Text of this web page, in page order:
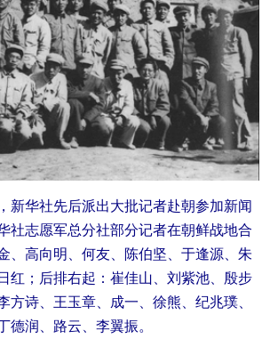
华社先后派出大批记者赴朝参加新闻
社志愿军总分社部分记者在朝鲜战地合
、高向明、何友、陈伯坚、于逢源、朱
红；后排右起：崔佳山、刘紫池、殷步
方诗、王玉章、成一、徐熊、纪兆璞、
德润、路云、李翼振。